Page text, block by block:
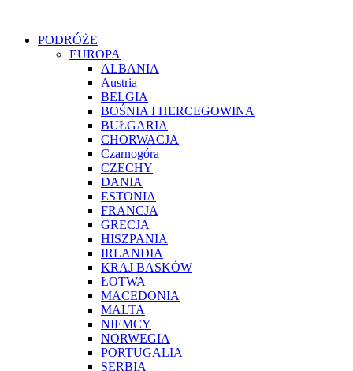
PODRÓŻE
EUROPA
ALBANIA
Austria
BELGIA
BOŚNIA I HERCEGOWINA
BUŁGARIA
CHORWACJA
Czarnogóra
CZECHY
DANIA
ESTONIA
FRANCJA
GRECJA
HISZPANIA
IRLANDIA
KRAJ BASKÓW
ŁOTWA
MACEDONIA
MALTA
NIEMCY
NORWEGIA
PORTUGALIA
SERBIA